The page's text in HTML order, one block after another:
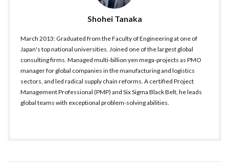
Shohei Tanaka
March 2013: Graduated from the Faculty of Engineering at one of
Japan's top national universities. Joined one of the largest global
consulting firms. Managed multi-billion yen mega-projects as PMO
manager for global companies in the manufacturing and logistics
sectors, and led radical supply chain reforms. A certified Project
Management Professional (PMP) and Six Sigma Black Belt, he leads
global teams with exceptional problem-solving abilities.